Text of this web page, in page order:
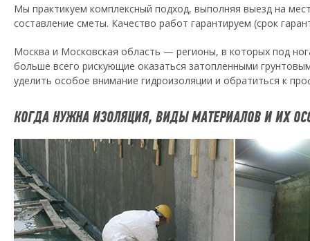
Мы практикуем комплексный подход, выполняя выезд на
составление сметы. Качество работ гарантируем (срок
Москва и Московская область — регионы, в которых под
больше всего рискующие оказаться затопленными
уделить особое внимание гидроизоляции и обратиться к
КОГДА НУЖНА ИЗОЛЯЦИЯ, ВИДЫ МАТЕРИАЛОВ И ИХ